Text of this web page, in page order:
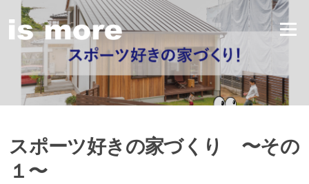
Skip
to
content
Menu
スポーツ好きの家づくり 〜その
１〜